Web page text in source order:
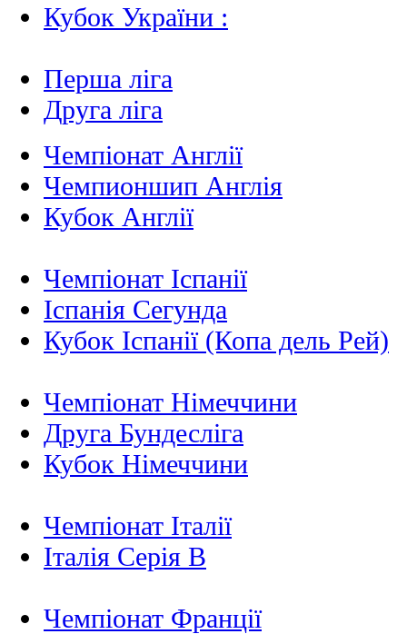
Кубок України :
Перша ліга
Друга ліга
Чемпіонат Англії
Чемпионшип Англія
Кубок Англії
Чемпіонат Іспанії
Іспанія Сегунда
Кубок Іспанії (Копа дель Рей)
Чемпіонат Німеччини
Друга Бундесліга
Кубок Німеччини
Чемпіонат Італії
Італія Серія B
Чемпіонат Франції